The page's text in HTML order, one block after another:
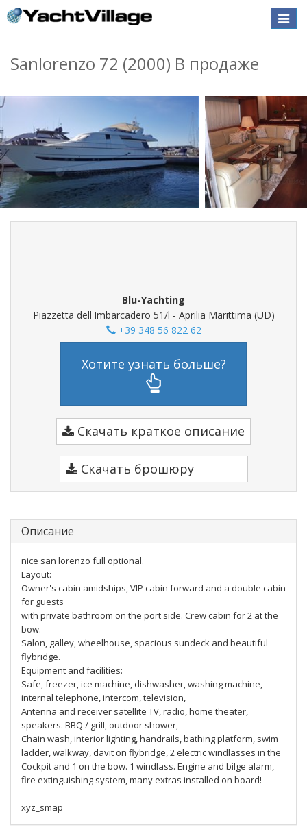
Toggle
Sanlorenzo 72 (2000) В продаже
Blu-Yachting
Piazzetta dell'Imbarcadero 51/l - Aprilia Marittima (UD)
+39 348 56 822 62
Хотите узнать больше?
Скачать краткое описание
Скачать брошюру
Описание
nice san lorenzo full optional.
Layout:
Owner's cabin amidships, VIP cabin forward and a double cabin
for guests
with private bathroom on the port side. Crew cabin for 2 at the
bow.
Salon, galley, wheelhouse, spacious sundeck and beautiful
flybridge.
Equipment and facilities:
Safe, freezer, ice machine, dishwasher, washing machine,
internal telephone, intercom, television,
Antenna and receiver satellite TV, radio, home theater,
speakers. BBQ / grill, outdoor shower,
Chain wash, interior lighting, handrails, bathing platform, swim
ladder, walkway, davit on flybridge, 2 electric windlasses in the
Cockpit and 1 on the bow. 1 windlass. Engine and bilge alarm,
fire extinguishing system, many extras installed on board!
xyz_smap